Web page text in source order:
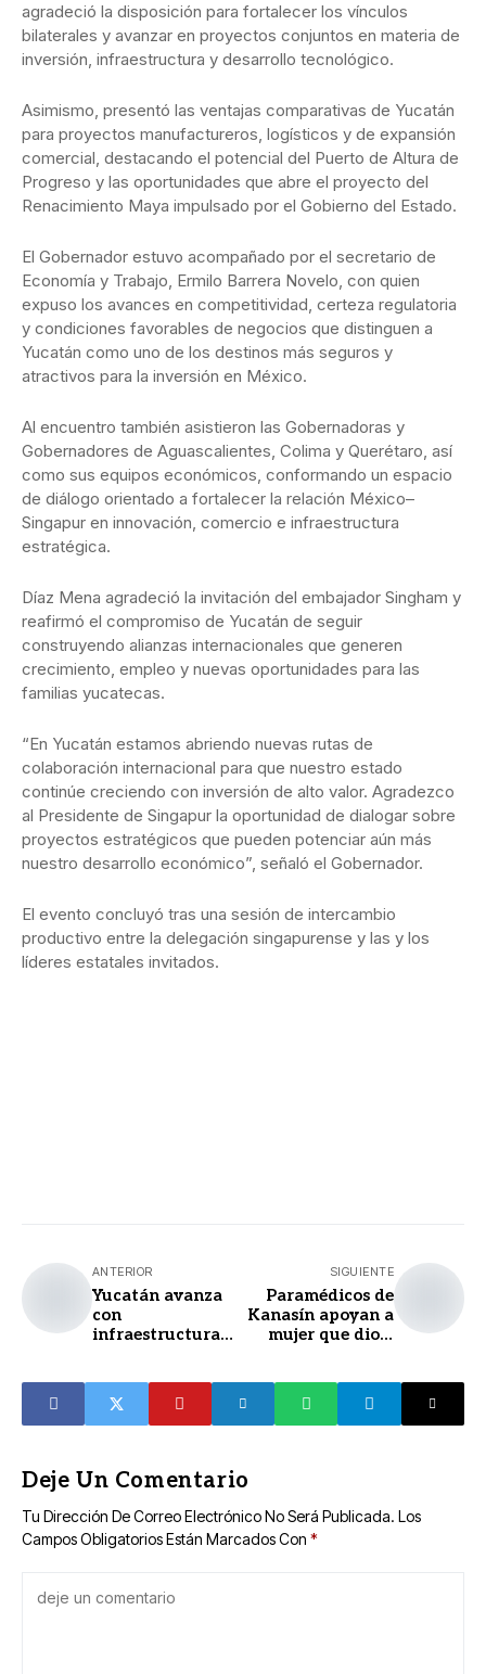
agradeció la disposición para fortalecer los vínculos
bilaterales y avanzar en proyectos conjuntos en materia de
inversión, infraestructura y desarrollo tecnológico.
Asimismo, presentó las ventajas comparativas de Yucatán
para proyectos manufactureros, logísticos y de expansión
comercial, destacando el potencial del Puerto de Altura de
Progreso y las oportunidades que abre el proyecto del
Renacimiento Maya impulsado por el Gobierno del Estado.
El Gobernador estuvo acompañado por el secretario de
Economía y Trabajo, Ermilo Barrera Novelo, con quien
expuso los avances en competitividad, certeza regulatoria
y condiciones favorables de negocios que distinguen a
Yucatán como uno de los destinos más seguros y
atractivos para la inversión en México.
Al encuentro también asistieron las Gobernadoras y
Gobernadores de Aguascalientes, Colima y Querétaro, así
como sus equipos económicos, conformando un espacio
de diálogo orientado a fortalecer la relación México–
Singapur en innovación, comercio e infraestructura
estratégica.
Díaz Mena agradeció la invitación del embajador Singham y
reafirmó el compromiso de Yucatán de seguir
construyendo alianzas internacionales que generen
crecimiento, empleo y nuevas oportunidades para las
familias yucatecas.
“En Yucatán estamos abriendo nuevas rutas de
colaboración internacional para que nuestro estado
continúe creciendo con inversión de alto valor. Agradezco
al Presidente de Singapur la oportunidad de dialogar sobre
proyectos estratégicos que pueden potenciar aún más
nuestro desarrollo económico”, señaló el Gobernador.
El evento concluyó tras una sesión de intercambio
productivo entre la delegación singapurense y las y los
líderes estatales invitados.
ANTERIOR
Yucatán avanza
con
infraestructura
SIGUIENTE
Paramédicos de
Kanasín apoyan a
mujer que dio a
Deje Un Comentario
Tu Dirección De Correo Electrónico No Será Publicada. Los
Campos Obligatorios Están Marcados Con *